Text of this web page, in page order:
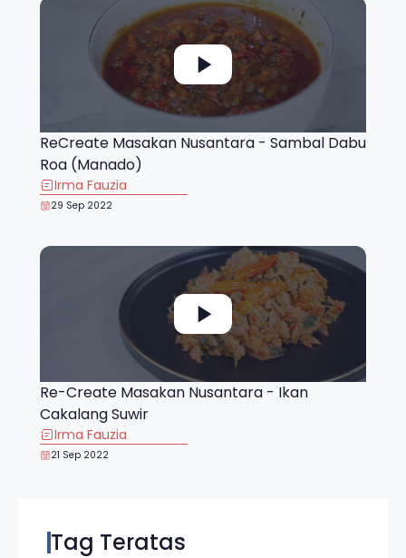
ReCreate Masakan Nusantara - Sambal Dabu
Roa (Manado)
Irma Fauzia
29 Sep 2022
Re-Create Masakan Nusantara - Ikan
Cakalang Suwir
Irma Fauzia
21 Sep 2022
Tag Teratas